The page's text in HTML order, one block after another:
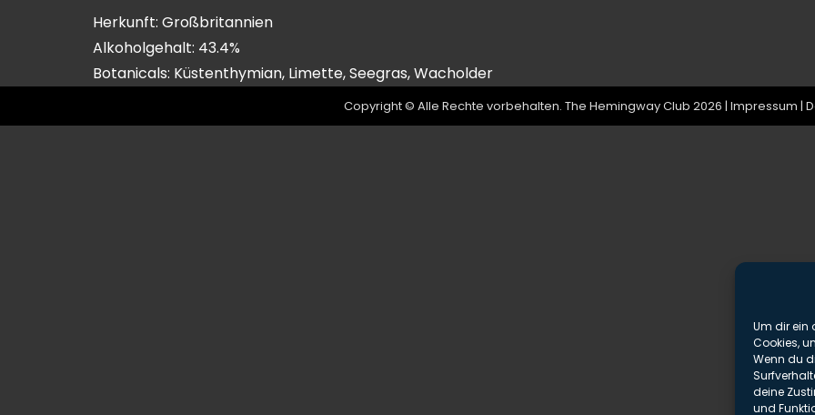
Um dir ein
Cookies,
Wenn du
deine
und
Herkunft: Großbritannien
Alkoholgehalt: 43.4%
Botanicals: Küstenthymian, Limette, Seegras, Wacholder
Copyright © Alle Rechte vorbehalten. The Hemingway Club 2026 | Impressum |